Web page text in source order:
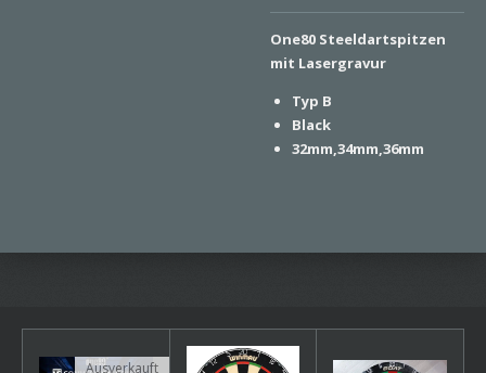
One80 Steeldartspitzen
mit Lasergravur
Typ B
Black
32mm,34mm,36mm
Ausverkauft